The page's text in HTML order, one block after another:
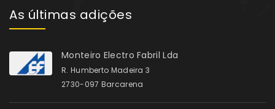
As últimas adições
Monteiro Electro Fabril Lda
R. Humberto Madeira 3
2730-097 Barcarena